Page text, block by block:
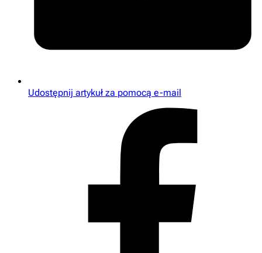
Udostępnij artykuł za pomocą e-mail